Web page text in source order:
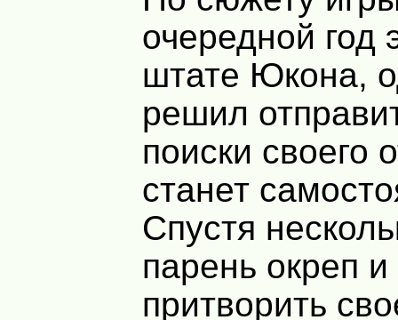
очередной год
штате Юкона,
решил
поиски своего
станет
Спустя
парень окреп
притворить